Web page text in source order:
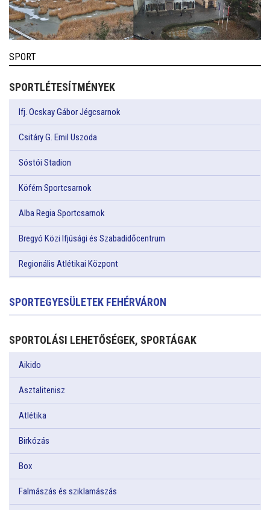
SPORT
SPORTLÉTESÍTMÉNYEK
Ifj. Ocskay Gábor Jégcsarnok
Csitáry G. Emil Uszoda
Sóstói Stadion
Köfém Sportcsarnok
Alba Regia Sportcsarnok
Bregyó Közi Ifjúsági és Szabadidőcentrum
Regionális Atlétikai Központ
SPORTEGYESÜLETEK FEHÉRVÁRON
SPORTOLÁSI LEHETŐSÉGEK, SPORTÁGAK
Aikido
Asztalitenisz
Atlétika
Birkózás
Box
Falmászás és sziklamászás